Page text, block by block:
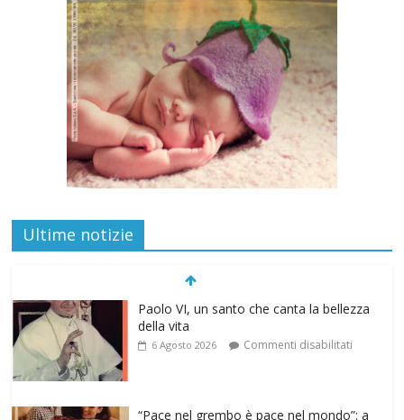
Ultime notizie
Paolo VI, un santo che canta la bellezza
“Pace nel grembo è pace nel mondo”: a
Lecce il 46° Convegno Nazionale del